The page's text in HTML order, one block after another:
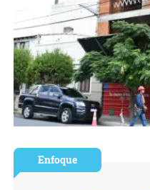
Enfoque